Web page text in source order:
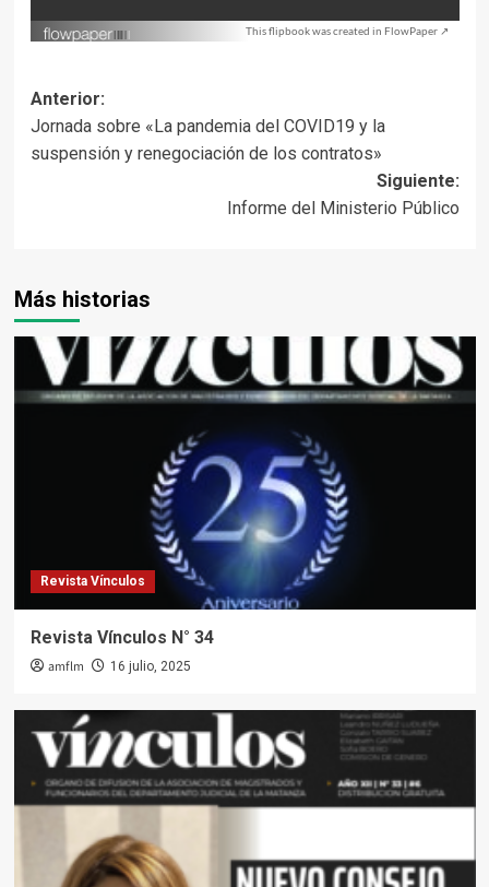
This flipbook was created in FlowPaper ↗
Navegación
de
entradas
Anterior:
Jornada sobre «La pandemia del COVID19 y la
suspensión y renegociación de los contratos»
Siguiente:
Informe del Ministerio Público
Más historias
Revista Vínculos
Revista Vínculos N° 34
amflm 16 julio, 2025